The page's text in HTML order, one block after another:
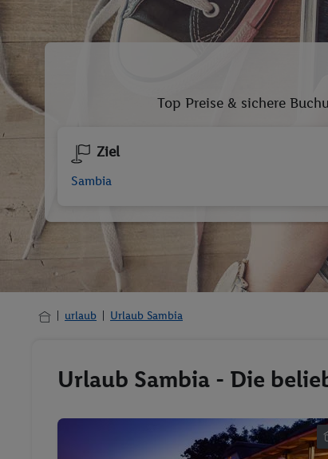
Top Preise & sichere
Ziel
urlaub Urlaub Sambia
Urlaub Sambia - Die